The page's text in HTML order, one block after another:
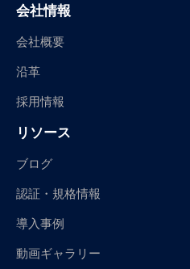
会社情報
会社概要
沿革
採用情報
リソース
ブログ
認証・規格情報
導入事例
動画ギャラリー